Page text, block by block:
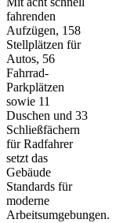
fahrenden
Aufzügen, 158
Stellplätzen für
Autos, 56
Fahrrad-
Parkplätzen
sowie 11
Duschen und 33
Schließfächern
für Radfahrer
setzt das
Gebäude
Standards für
moderne
Arbeitsumgebungen.